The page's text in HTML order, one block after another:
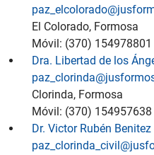
El Colorado, Formosa
Móvil: (370) 154978801
Dra. Libertad de los
Clorinda, Formosa
Móvil: (370) 154957638
Dr. Victor Rubén